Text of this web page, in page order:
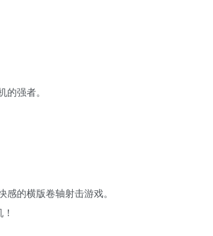
强者。
的横版卷轴射击游戏。